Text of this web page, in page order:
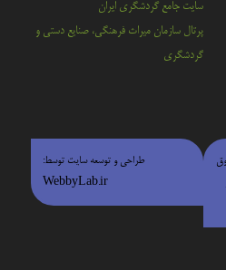
سايت جامع گردشگري ايران
پرتال سازمان ميراث فرهنگي، صنايع دستي و
گردشگري
طراحی و توسعه سایت توسط:
WebbyLab.ir